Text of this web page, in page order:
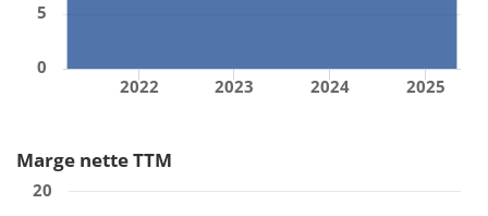
2022 2023 2024 2025
0
5
Marge nette TTM
20